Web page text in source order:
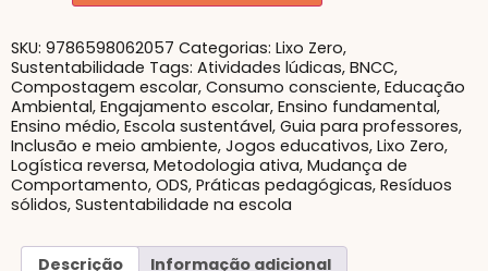
SKU: 9786598062057 Categorias: Lixo Zero,
Sustentabilidade Tags: Atividades lúdicas, BNCC,
Compostagem escolar, Consumo consciente, Educação
Ambiental, Engajamento escolar, Ensino fundamental,
Ensino médio, Escola sustentável, Guia para professores,
Inclusão e meio ambiente, Jogos educativos, Lixo Zero,
Logística reversa, Metodologia ativa, Mudança de
Comportamento, ODS, Práticas pedagógicas, Resíduos
sólidos, Sustentabilidade na escola
Descrição Informação adicional